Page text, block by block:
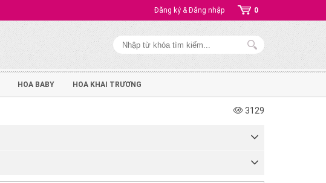
Đăng ký & Đăng nhập 0
HOA BABY HOA KHAI TRƯƠNG
3129